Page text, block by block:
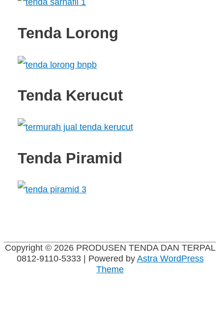
Tenda Lorong
Tenda Kerucut
Tenda Piramid
Copyright © 2026 PRODUSEN TENDA DAN TERPAL
0812-9110-5333| Powered byAstra WordPress
Theme